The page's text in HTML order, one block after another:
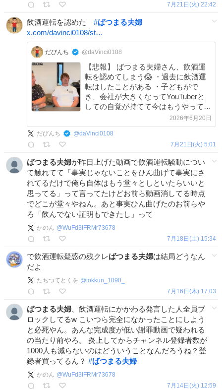
7月21日(火) 22:42
飲酒運転を認めた #ばつまる夫婦
x.com/davinci0108/st…
だびんち @daVinci0108
【悲報】 ばつまる夫婦さん、飲酒運
転を認めてしまう😱 ・過去に飲酒運
転はしたことがある ・子どもがで
き、会社が大きくなってYouTuberと
しての自覚が持てて今はもうやってな
い。 ・沖縄の件も断じてしてない え
っちょっとズレてない？
2026年6月20日
だびんち @daVinci0108
7月21日(火) 5:01
ばつまる夫婦が昨日上げた動画で飲酒運転騒動につい
て触れてて「事実じゃないことをひん曲げて事実にさ
れてるだけで俺ら自体はもう堂々としといたらいいと
思ってる」って言ってたけどお前ら動画消してる時点
でどこが堂々やねん。あと事実ひん曲げたのお前らや
ろ「飲んでない証明もできたし」って
かのん @WuFd3IFRMr73678
7月18日(土) 15:34
で飲酒運転疑惑の残クレばつまる夫婦は結局どうなん
だよ
たちつてとくを @tokkun_1090_
7月16日(木) 17:03
ばつまる夫婦 、飲酒運転にかかわる発言した人全員ブ
ロックしてるw こいつら完全になかったことにしよう
と必死やん。あんな完成度が低い謝罪動画で疑われる
の当たり前やろ。 炎上してからチャンネル登録者数が
1000人も減らないのはどういうことなんだろうね？登
録者買ってるん？ #ばつまる夫婦
かのん @WuFd3IFRMr73678
7月14日(火) 12:59